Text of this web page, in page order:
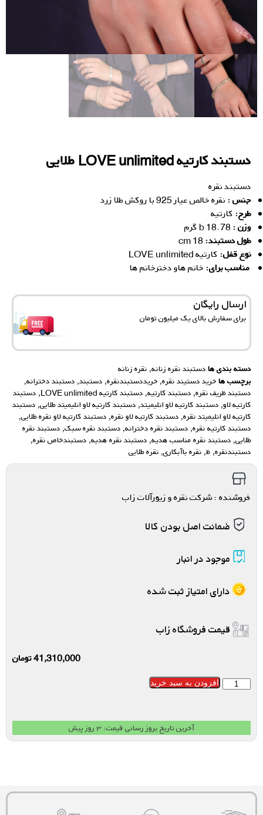
دستبند کارتیه LOVE unlimited طلایی
دستبند نقره
جنس : نقره خالص عیار 925 با روکش طلا زرد
طرح: کارتیه
وزن :18.78 b گرم
طول دستبند:
نوع قفل: کارتیه LOVE unlimited
مناسب برای: خانم‌ هاو دخترخانم ها
ارسال رایگان
برای سفارش‌ بالای یک میلیون تومان
دسته بندی ها دستبند نقره زنانه, نقره زنانه
برچسب ها خرید دستیند نقره, خریددستبندنقره, دستبند, دستبند دخترانه,
دستبند ظریف نقره, دستبند کارتیه, دستبند کارتیه LOVE unlimited , دستبند
کارتیه لاو, دستبند کارتیه لاو انلیمیتد, دستبند کارتیه لاو انلیمیتد طلایی, دستبند
کارتیه لاو انلیمیتد نقره, دستبند کارتیه لاو نقره, دستبند کارتیه لاو نقره طلایی,
دستبند کارتیه نقره, دستبند نقره دخترانه, دستبند نقره سبک, دستبند نقره
طلایی, دستبند نقره مناسب هدیه, دستبند نقره هدیه, دستبندخاص نقره,
دستبندنقره, ظ, نقره باآبکاری, نقره طلایی
فروشنده : شرکت نقره و زیورآلات زاب
ضمانت اصل بودن کالا
موجود در انبار
دارای امتیاز ثبت شده
قیمت فروشگاه زاب
41,310,000تومان
افزودن به سبد خرید
آخرین تاریخ بروز رسانی قیمت: ۳ روز پیش